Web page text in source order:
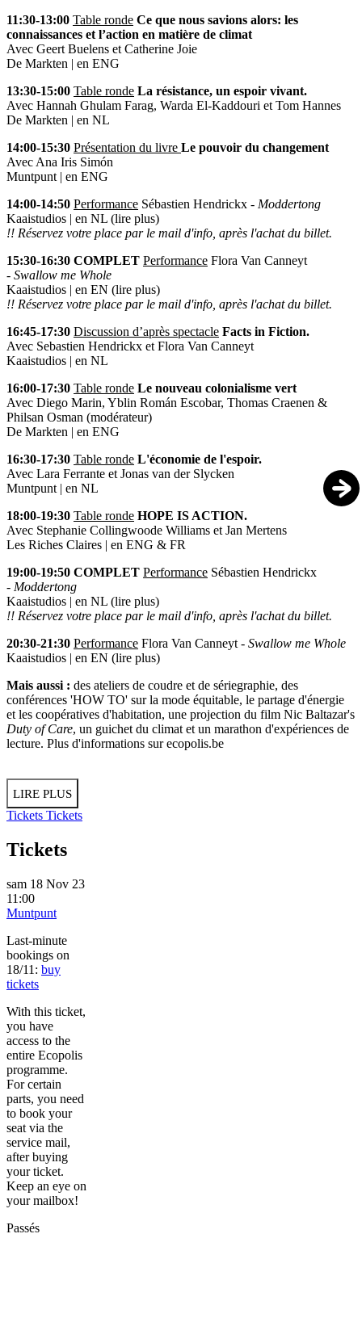
11:30-13:00 Table ronde Ce que nous savions alors: les
connaissances et l’action en matière de climat
Avec Geert Buelens et Catherine Joie
De Markten | en ENG
13:30-15:00 Table ronde La résistance, un espoir vivant.
Avec Hannah Ghulam Farag, Warda El-Kaddouri et Tom Hannes
De Markten | en NL
14:00-15:30 Présentation du livre Le pouvoir du changement
Avec Ana Iris Simón
Muntpunt | en ENG
14:00-14:50 Performance Sébastien Hendrickx - Moddertong
Kaaistudios | en NL (lire plus)
!! Réservez votre place par le mail d'info, après l'achat du billet.
15:30-16:30 COMPLET Performance Flora Van Canneyt
- Swallow me Whole
Kaaistudios | en EN (lire plus)
!! Réservez votre place par le mail d'info, après l'achat du billet.
16:45-17:30 Discussion d’après spectacle Facts in Fiction.
Avec Sebastien Hendrickx et Flora Van Canneyt
Kaaistudios | en NL
16:00-17:30 Table ronde Le nouveau colonialisme vert
Avec Diego Marin, Yblin Román Escobar, Thomas Craenen &
Philsan Osman (modérateur)
De Markten | en ENG
16:30-17:30 Table ronde L'économie de l'espoir.
Avec Lara Ferrante et Jonas van der Slycken
Muntpunt | en NL
18:00-19:30 Table ronde HOPE IS ACTION.
Avec Stephanie Collingwoode Williams et Jan Mertens
Les Riches Claires | en ENG & FR
19:00-19:50 COMPLET Performance Sébastien Hendrickx
- Moddertong
Kaaistudios | en NL (lire plus)
!! Réservez votre place par le mail d'info, après l'achat du billet.
20:30-21:30 Performance Flora Van Canneyt - Swallow me Whole
Kaaistudios | en EN (lire plus)
Mais aussi : des ateliers de coudre et de sériegraphie, des
conférences 'HOW TO' sur la mode équitable, le partage d'énergie
et les coopératives d'habitation, une projection du film Nic Baltazar's
Duty of Care, un guichet du climat et un marathon d'expériences de
lecture. Plus d'informations surecopolis.be
LIRE PLUS
Tickets Tickets
Tickets
sam 18 Nov 23
11:00
Muntpunt
Last-minute
bookings on
18/11: buy
tickets
With this ticket,
you have
access to the
entire Ecopolis
programme.
For certain
parts, you need
to book your
seat via the
service mail,
after buying
your ticket.
Keep an eye on
your mailbox!
Passés